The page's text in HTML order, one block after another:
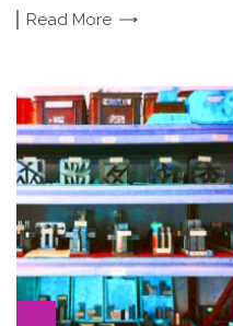
Read More